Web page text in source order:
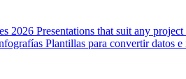
2026 Presentations that suit any project
Plantillas para convertir datos